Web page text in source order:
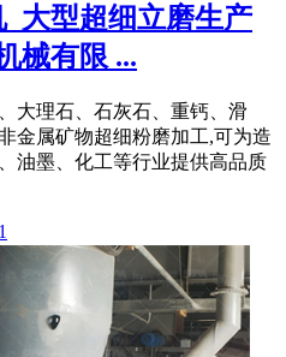
大型超细立磨生产
械有限 ...
大理石、石灰石、重钙、滑
金属矿物超细粉磨加工,可为造
油墨、化工等行业提供高品质